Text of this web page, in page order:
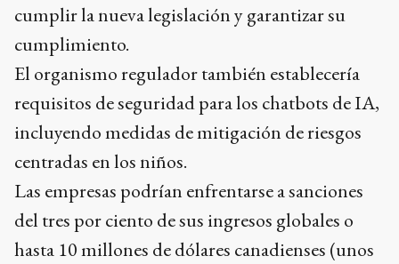
cumplir la nueva legislación y garantizar su
cumplimiento.
El organismo regulador también establecería
requisitos de seguridad para los chatbots de IA,
incluyendo medidas de mitigación de riesgos
centradas en los niños.
Las empresas podrían enfrentarse a sanciones
del tres por ciento de sus ingresos globales o
hasta 10 millones de dólares canadienses (unos